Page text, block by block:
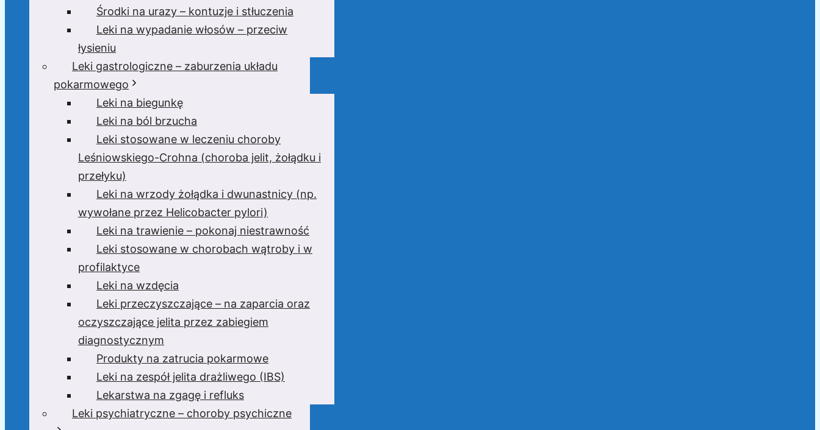
Środki na urazy – kontuzje i stłuczenia
Leki na wypadanie włosów – przeciw
łysieniu
Leki gastrologiczne – zaburzenia układu
pokarmowego
Leki na biegunkę
Leki na ból brzucha
Leki stosowane w leczeniu choroby
Leśniowskiego-Crohna (choroba jelit, żołądku i
przełyku)
Leki na wrzody żołądka i dwunastnicy (np.
wywołane przez Helicobacter pylori)
Leki na trawienie – pokonaj niestrawność
Leki stosowane w chorobach wątroby i w
profilaktyce
Leki na wzdęcia
Leki przeczyszczające – na zaparcia oraz
oczyszczające jelita przez zabiegiem
diagnostycznym
Produkty na zatrucia pokarmowe
Leki na zespół jelita drażliwego (IBS)
Lekarstwa na zgagę i refluks
Leki psychiatryczne – choroby psychiczne